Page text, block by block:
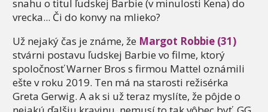
snahu o titul ľudskej Barbie (v minulosti Kena) do
vrecka... Či do konvy na mlieko?
Už nejaký čas je známe, že Margot Robbie (31)
stvárni postavu ľudskej Barbie vo filme, ktorý
spoločnosť Warner Bros s firmou Mattel oznámili
ešte v roku 2019. Ten má na starosti režisérka
Greta Gerwig. A ak si už teraz myslíte, že pôjde o